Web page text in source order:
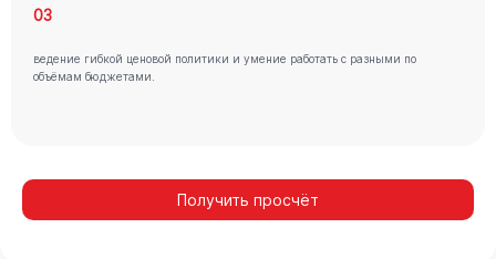
03
ведение гибкой ценовой политики и умение работать с разными по
объёмам бюджетами.
Получить просчёт